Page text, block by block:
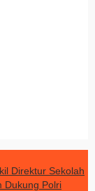
Direktur Sekolah
Dukung Polri